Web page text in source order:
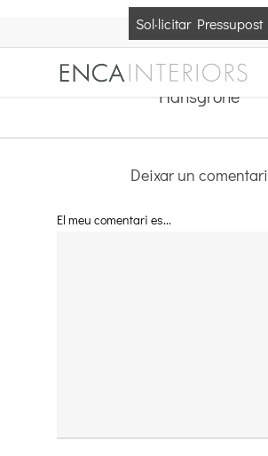
Sol·licitar Pressupost
Hansgrohe
Deixar un comentari
El meu comentari es...